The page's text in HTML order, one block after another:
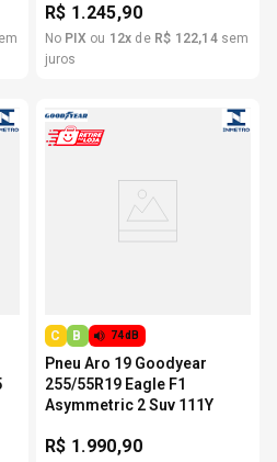
R$ 1.245,90
No PIX ou 12x de R$ 122,14sem
juros
C B 74dB
Pneu Aro 19 Goodyear
255/55R19 Eagle F1
Asymmetric 2 Suv 111Y
R$ 1.990,90